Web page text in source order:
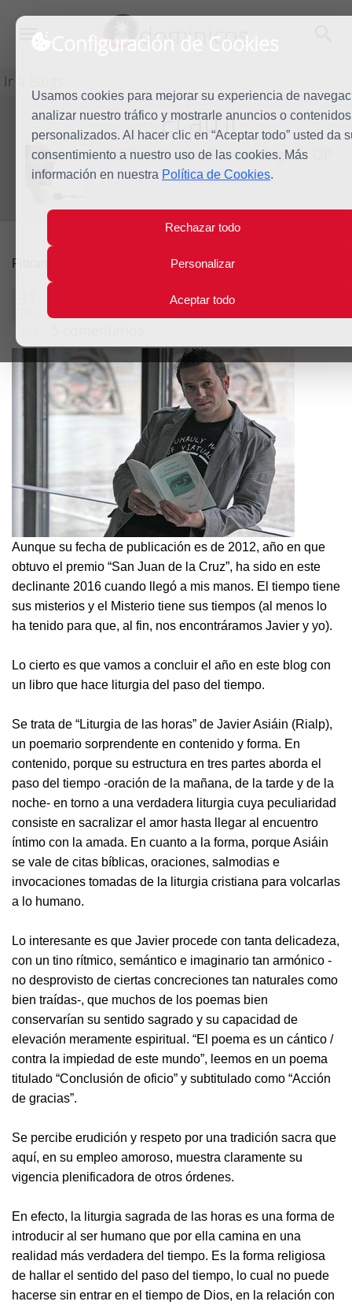
Configuración de Cookies
Usamos cookies para mejorar su experiencia de
analizar nuestro tráfico y mostrarle anuncios o contenidos
personalizados. Al hacer clic en “Aceptar todo” usted da
consentimiento a nuestro uso de las cookies. Más
información en nuestra Política de Cookies.
Rechazar todo
Personalizar
Aceptar todo
dominicos
Ir a Blogs
BlogEl atril
de Fray Antonio Praena Segura, OP
Sobre el autor
Filtrando por: quitar filtro
Liturgia de las horas
Aunque su fecha de publicación es de 2012, año en que
obtuvo el premio “San Juan de la Cruz”, ha sido en este
declinante 2016 cuando llegó a mis manos. El tiempo tiene
sus misterios y el Misterio tiene sus tiempos (al menos lo
ha tenido para que, al fin, nos encontráramos Javier y yo).
Lo cierto es que vamos a concluir el año en este blog con
un libro que hace liturgia del paso del tiempo.
Se trata de “Liturgia de las horas” de Javier Asiáin (Rialp),
un poemario sorprendente en contenido y forma. En
contenido, porque su estructura en tres partes aborda el
paso del tiempo -oración de la mañana, de la tarde y de la
noche- en torno a una verdadera liturgia cuya peculiaridad
consiste en sacralizar el amor hasta llegar al encuentro
íntimo con la amada. En cuanto a la forma, porque Asiáin
se vale de citas bíblicas, oraciones, salmodias e
invocaciones tomadas de la liturgia cristiana para volcarlas
a lo humano.
Lo interesante es que Javier procede con tanta delicadeza,
con un tino rítmico, semántico e imaginario tan armónico -
no desprovisto de ciertas concreciones tan naturales como
bien traídas-, que muchos de los poemas bien
conservarían su sentido sagrado y su capacidad de
elevación meramente espiritual. “El poema es un cántico /
contra la impiedad de este mundo”, leemos en un poema
titulado “Conclusión de oficio” y subtitulado como “Acción
de gracias”.
Se percibe erudición y respeto por una tradición sacra que
aquí, en su empleo amoroso, muestra claramente su
vigencia plenificadora de otros órdenes.
En efecto, la liturgia sagrada de las horas es una forma de
introducir al ser humano que por ella camina en una
realidad más verdadera del tiempo. Es la forma religiosa
de hallar el sentido del paso del tiempo, lo cual no puede
hacerse sin entrar en el tiempo de Dios, en la relación con